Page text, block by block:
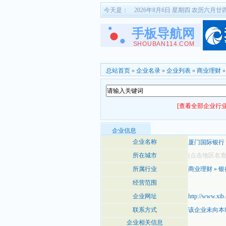
今天是： 2026年8月6日 星期四 农历六月廿
总站首页 » 企业名录 » 企业列表 » 商业理财
[查看全部企业行
企业信息
企业名称
厦门国际银行
所在城市
(点击地区名
所属行业
商业理财 » 银
经营范围
企业网址
http://
联系方式
该企业未向
企业相关信息